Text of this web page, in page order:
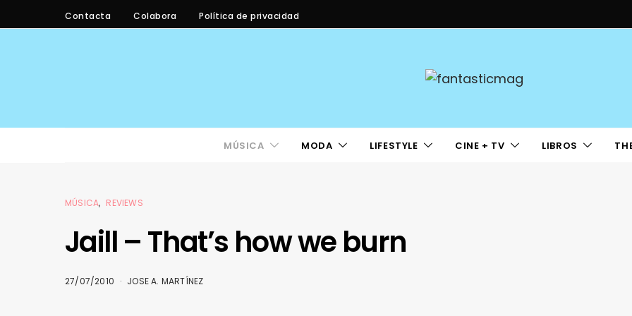
Contacta Colabora Política de privacidad
MÚSICA MODA LIFESTYLE CINE + TV LIBROS
MÚSICA REVIEWS
Jaill – That’s how we burn
27/07/2010 JOSE A. MARTÍNEZ